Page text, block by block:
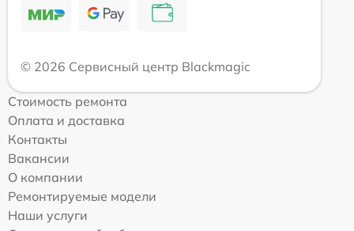
© 2026 Сервисный центр Blackmagic
Стоимость ремонта
Оплата и доставка
Контакты
Вакансии
О компании
Ремонтируемые модели
Наши услуги